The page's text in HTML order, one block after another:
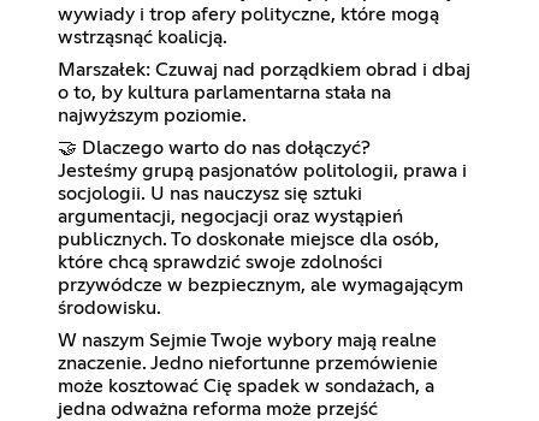
wywiady i trop afery polityczne, które mogą
wstrząsnąć koalicją.
Marszałek: Czuwaj nad porządkiem obrad i dbaj
o to, by kultura parlamentarna stała na
najwyższym poziomie.
🤝 Dlaczego warto do nas dołączyć?
Jesteśmy grupą pasjonatów politologii, prawa i
socjologii. U nas nauczysz się sztuki
argumentacji, negocjacji oraz wystąpień
publicznych. To doskonałe miejsce dla osób,
które chcą sprawdzić swoje zdolności
przywódcze w bezpiecznym, ale wymagającym
środowisku.
W naszym Sejmie Twoje wybory mają realne
znaczenie. Jedno niefortunne przemówienie
może kosztować Cię spadek w sondażach, a
jedna odważna reforma może przejść